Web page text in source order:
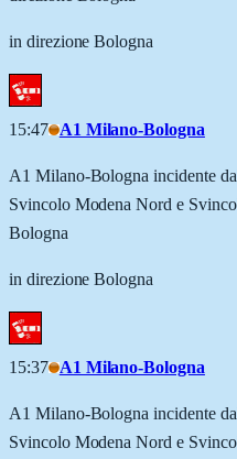
in direzione Bologna
15:47 A1 Milano-Bologna
A1 Milano-Bologna incidente
Svincolo Modena Nord e
Bologna
in direzione Bologna
15:37 A1 Milano-Bologna
A1 Milano-Bologna incidente
Svincolo Modena Nord e